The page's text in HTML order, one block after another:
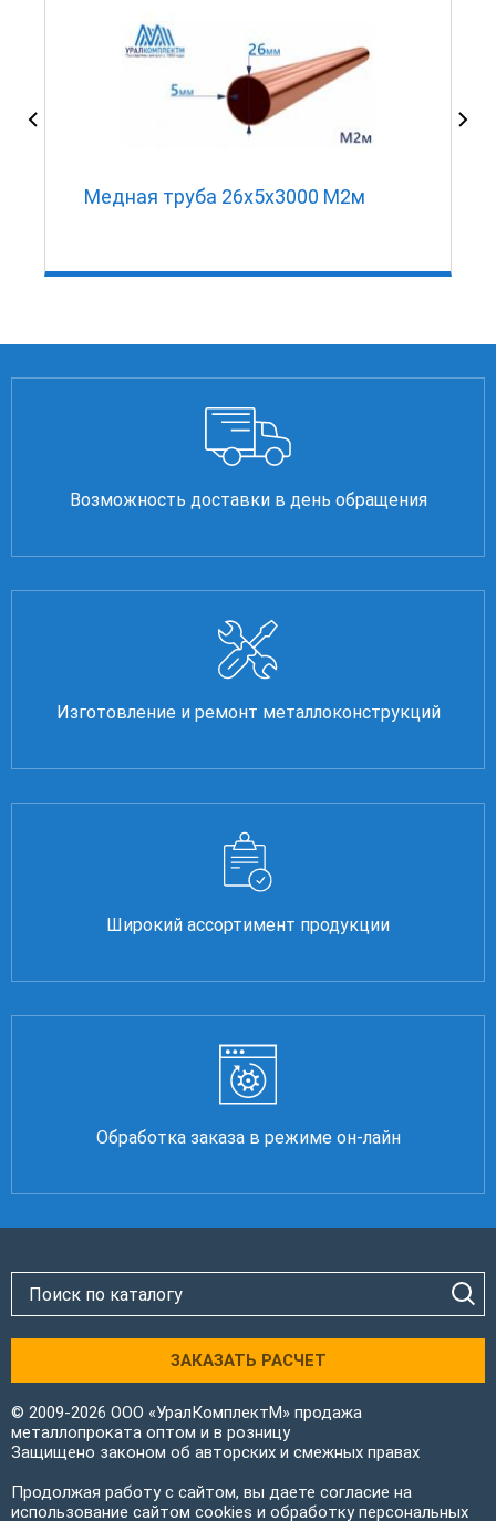
Медная труба 26х5х3000 М2м
Возможность доставки в день обращения
Изготовление и ремонт металлоконструкций
Широкий ассортимент продукции
Обработка заказа в режиме он-лайн
ЗАКАЗАТЬ РАСЧЕТ
© 2009-2026 ООО «УралКомплектМ» продажа
металлопроката оптом и в розницу
Защищено законом об авторских и смежных правах
Продолжая работу с сайтом, вы даете согласие на
использование сайтом cookies и обработку персональных